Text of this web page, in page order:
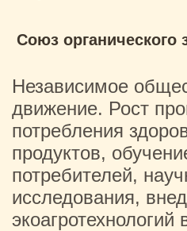
Союз органического
Независимое
движение. Рост
потребления
продуктов,
потребителей,
исследования,
экоагротехнологий